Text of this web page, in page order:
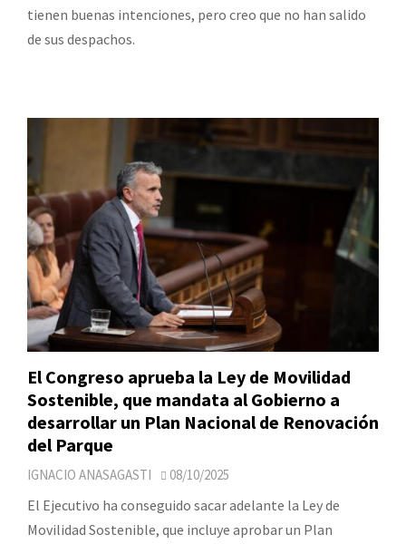
tienen buenas intenciones, pero creo que no han salido
de sus despachos.
El Congreso aprueba la Ley de Movilidad
Sostenible, que mandata al Gobierno a
desarrollar un Plan Nacional de Renovación
del Parque
IGNACIO ANASAGASTI 08/10/2025
El Ejecutivo ha conseguido sacar adelante la Ley de
Movilidad Sostenible, que incluye aprobar un Plan